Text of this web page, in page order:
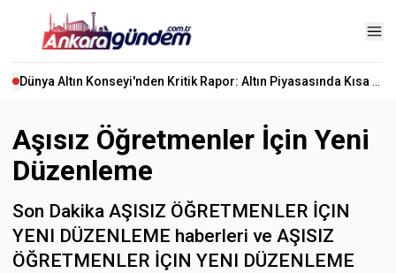
Aşısız Öğretmenler İçin Yeni
Düzenleme
Son Dakika AŞISIZ ÖĞRETMENLER İÇIN
YENI DÜZENLEME haberleri ve AŞISIZ
ÖĞRETMENLER İÇIN YENI DÜZENLEME